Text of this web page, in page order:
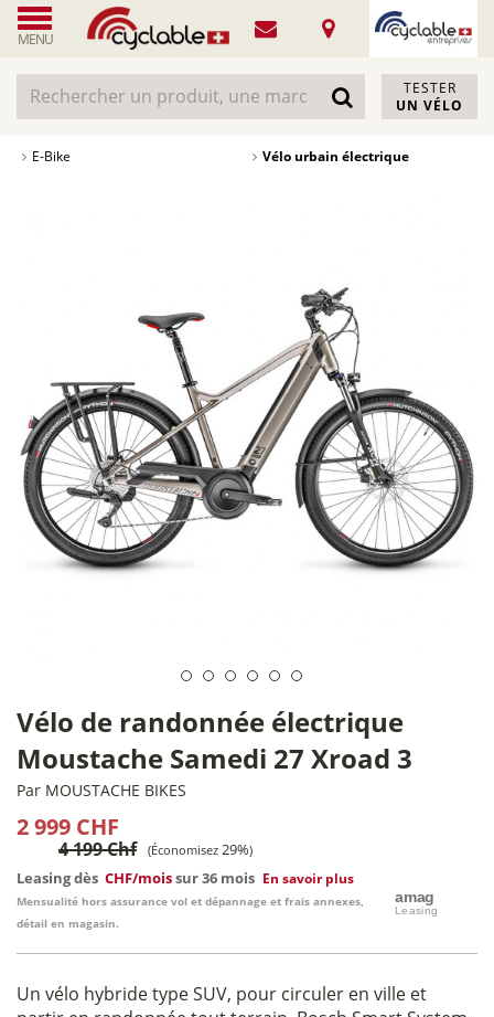
MENU
TESTER
UN VÉLO
E-Bike Vélo urbain électrique
Vélo de randonnée électrique
Moustache Samedi 27 Xroad 3
Par MOUSTACHE BIKES
2 999 CHF
4 199 Chf (Économisez 29%)
Leasing dès CHF/moissur 36 mois En savoir plus
Mensualité hors assurance vol et dépannage et frais annexes,
détail en magasin.
Un vélo hybride type SUV, pour circuler en ville et